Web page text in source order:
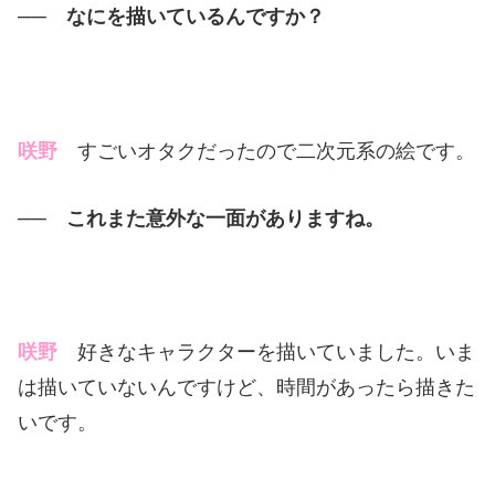
── なにを描いているんですか？
咲野 すごいオタクだったので二次元系の絵です。
── これまた意外な一面がありますね。
咲野 好きなキャラクターを描いていました。いま
は描いていないんですけど、時間があったら描きた
いです。